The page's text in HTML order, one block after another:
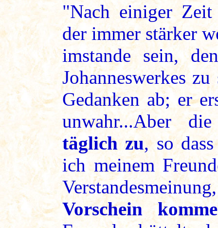
"Nach einiger
der immer stärker
imstande sein,
Johanneswerkes
Gedanken ab; er
unwahr...Aber
täglich zu, so
ich meinem
Vorschein